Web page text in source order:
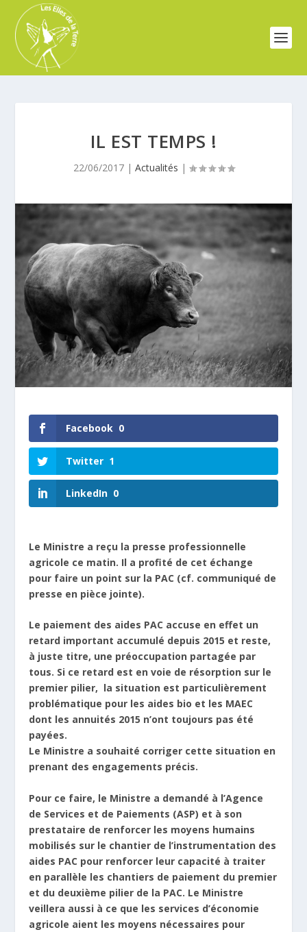
IL EST TEMPS !
22/06/2017| Actualités |
Facebook 0
Twitter 1
LinkedIn 0
Le Ministre a reçu la presse professionnelle
agricole ce matin. Il a profité de cet échange
pour faire un point sur la PAC (cf. communiqué de
presse en pièce jointe).
Le paiement des aides PAC accuse en effet un
retard important accumulé depuis 2015 et reste,
à juste titre, une préoccupation partagée par
tous. Si ce retard est en voie de résorption sur le
premier pilier, la situation est particulièrement
problématique pour les aides bio et les MAEC
dont les annuités 2015 n’ont toujours pas été
payées.
Le Ministre a souhaité corriger cette situation en
prenant des engagements précis.
Pour ce faire, le Ministre a demandé à l’Agence
de Services et de Paiements (ASP) et à son
prestataire de renforcer les moyens humains
mobilisés sur le chantier de l’instrumentation des
aides PAC pour renforcer leur capacité à traiter
en parallèle les chantiers de paiement du premier
et du deuxième pilier de la PAC. Le Ministre
veillera aussi à ce que les services d’économie
agricole aient les moyens nécessaires pour